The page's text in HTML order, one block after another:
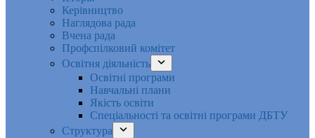
Керівництво
Наглядова рада
Вчена рада
Профспілковий комітет
Освітня діяльність
Освітні програми
Навчальні плани
Якість освіти
Спеціальності та освітні програми ДБТУ
Структура